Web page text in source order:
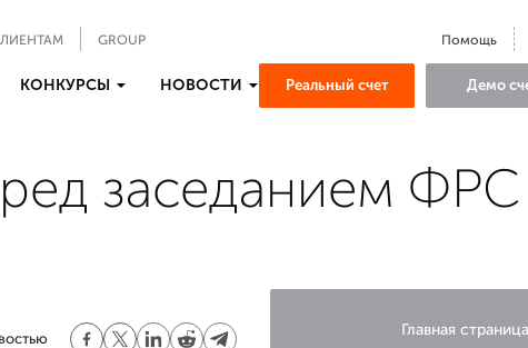
GROUP Помощь
КОНКУРСЫ НОВОСТИ Реальный счет Демо
заседанием ФРС
Главная страница